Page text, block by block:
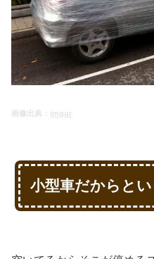
画像出典： imgur
小型車だからとい